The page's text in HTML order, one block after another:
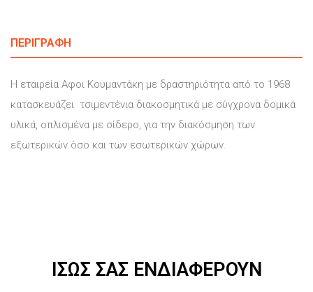
ΠΕΡΙΓΡΑΦΉ
Η εταιρεία Αφοι Κουμαντάκη με δραστηριότητα από το 1968
κατασκευάζει τσιμεντένια διακοσμητικά με σύγχρονα δομικά
υλικά, οπλισμένα με σίδερο, για την διακόσμηση των
εξωτερικών όσο και των εσωτερικών χώρων.
ΊΣΩΣ ΣΑΣ ΕΝΔΙΑΦΈΡΟΥΝ